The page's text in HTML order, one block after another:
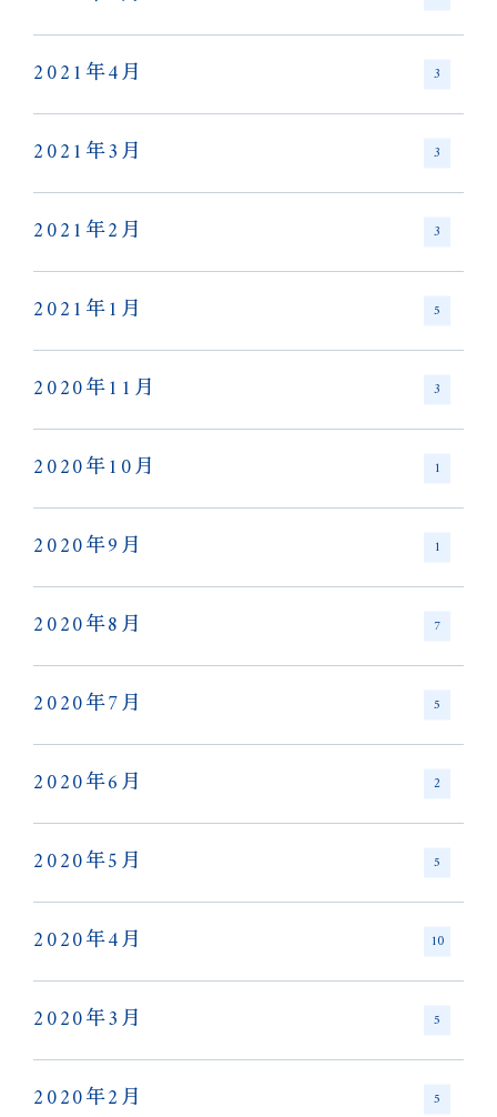
2021年4月 3
2021年3月 3
2021年2月 3
2021年1月 5
2020年11月 3
2020年10月 1
2020年9月 1
2020年8月 7
2020年7月 5
2020年6月 2
2020年5月 5
2020年4月 10
2020年3月 5
2020年2月 5